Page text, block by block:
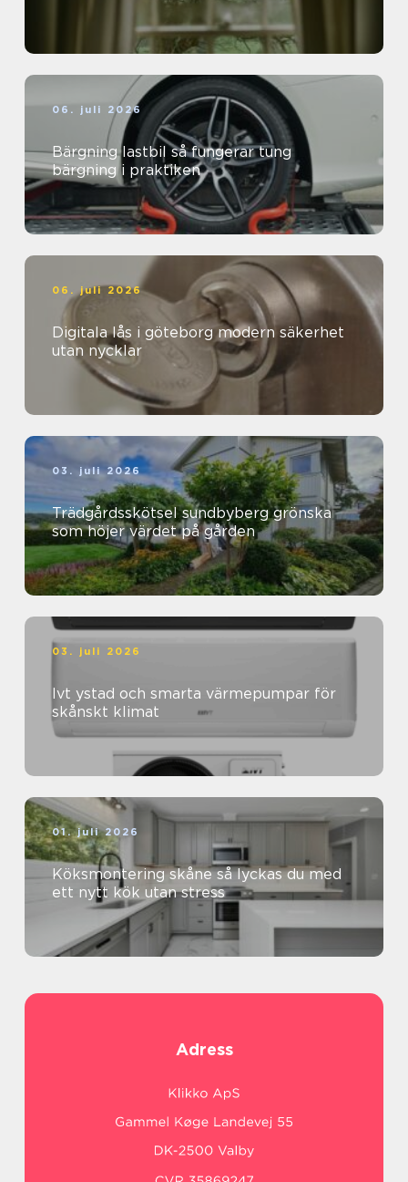
06. juli 2026
Bärgning lastbil så fungerar tung
bärgning i praktiken
06. juli 2026
Digitala lås i göteborg modern säkerhet
utan nycklar
03. juli 2026
Trädgårdsskötsel sundbyberg grönska
som höjer värdet på gården
03. juli 2026
Ivt ystad och smarta värmepumpar för
skånskt klimat
01. juli 2026
Köksmontering skåne så lyckas du med
ett nytt kök utan stress
Adress